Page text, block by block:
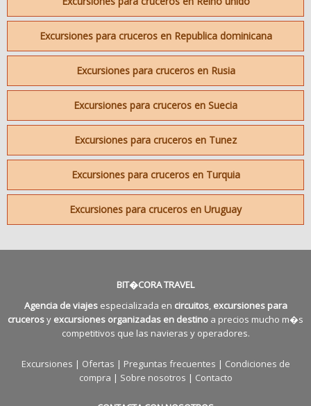
Excursiones para cruceros en Republica dominicana
Excursiones para cruceros en Rusia
Excursiones para cruceros en Suecia
Excursiones para cruceros en Tunez
Excursiones para cruceros en Turquia
Excursiones para cruceros en Uruguay
BIT�CORA TRAVEL
Agencia de viajesespecializada en circuitos, excursiones para
crucerosy excursiones organizadas en destino a precios mucho m�s
competitivos que las navieras y operadores.
Excursiones | Ofertas | Preguntas frecuentes | Condiciones de
compra | Sobre nosotros | Contacto